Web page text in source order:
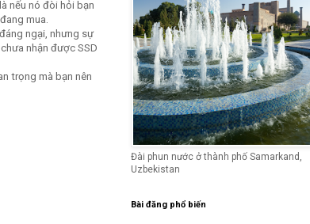
nếu nó đòi hỏi bạn
mua.
ngại, nhưng sự
nhận được SSD
trọng mà bạn nên
Đài phun nước ở thành phố Samarkand,
Uzbekistan
Bài đăng phổ biến